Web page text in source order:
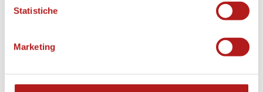
Statistiche
Marketing
Cittadella | Albinoleffe